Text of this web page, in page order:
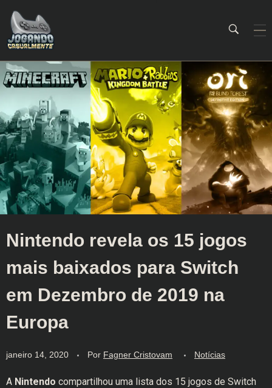
Jogando Casualmente
Conteúdo family friendly sobre games! Desde 2019 analisando jogos.
Nintendo revela os 15 jogos
mais baixados para Switch
em Dezembro de 2019 na
Europa
janeiro 14, 2020 Por Fagner Cristovam Notícias
A Nintendo compartilhou uma lista dos 15 jogos de Switch